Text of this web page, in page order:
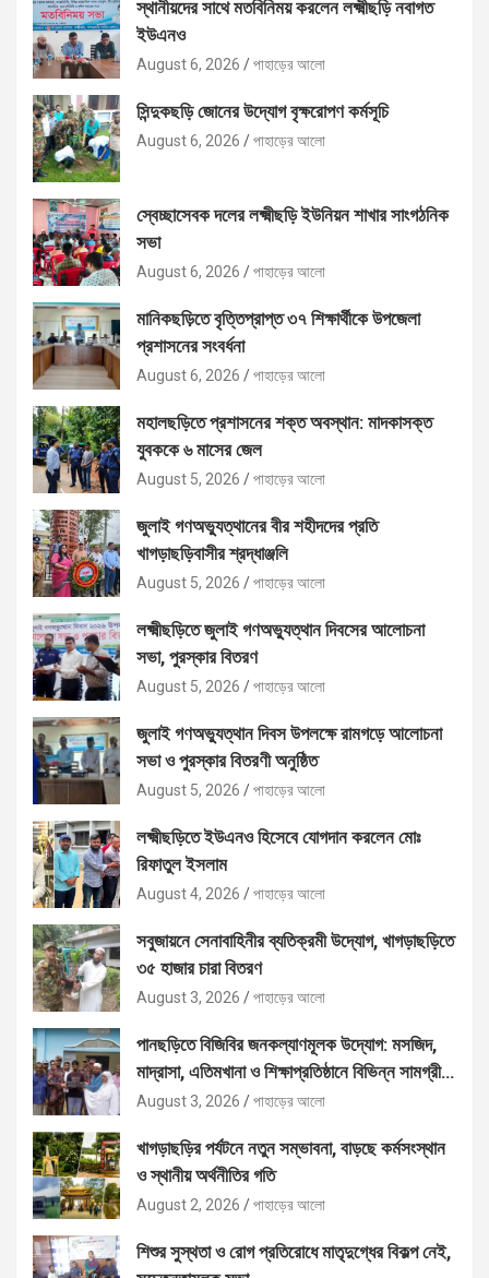
স্থানীয়দের সাথে মতবিনিময় করলেন লক্ষ্মীছড়ি নবাগত
ইউএনও
August 6, 2026 পাহাড়ের আলো
সিন্দুকছড়ি জোনের উদ্যোগ বৃক্ষরোপণ কর্মসূচি
August 6, 2026 পাহাড়ের আলো
স্বেচ্ছাসেবক দলের লক্ষ্মীছড়ি ইউনিয়ন শাখার সাংগঠনিক
সভা
August 6, 2026 পাহাড়ের আলো
মানিকছড়িতে বৃত্তিপ্রাপ্ত ৩৭ শিক্ষার্থীকে উপজেলা
প্রশাসনের সংবর্ধনা
August 6, 2026 পাহাড়ের আলো
মহালছড়িতে প্রশাসনের শক্ত অবস্থান: মাদকাসক্ত
যুবককে ৬ মাসের জেল
August 5, 2026 পাহাড়ের আলো
জুলাই গণঅভ্যুত্থানের বীর শহীদদের প্রতি
খাগড়াছড়িবাসীর শ্রদ্ধাঞ্জলি
August 5, 2026 পাহাড়ের আলো
লক্ষ্মীছড়িতে জুলাই গণঅভ্যুত্থান দিবসের আলোচনা
সভা, পুরস্কার বিতরণ
August 5, 2026 পাহাড়ের আলো
জুলাই গণঅভ্যুত্থান দিবস উপলক্ষে রামগড়ে আলোচনা
সভা ও পুরস্কার বিতরণী অনুষ্ঠিত
August 5, 2026 পাহাড়ের আলো
লক্ষ্মীছড়িতে ইউএনও হিসেবে যোগদান করলেন মোঃ
রিফাতুল ইসলাম
August 4, 2026 পাহাড়ের আলো
সবুজায়নে সেনাবাহিনীর ব্যতিক্রমী উদ্যোগ, খাগড়াছড়িতে
৩৫ হাজার চারা বিতরণ
August 3, 2026 পাহাড়ের আলো
পানছড়িতে বিজিবির জনকল্যাণমূলক উদ্যোগ: মসজিদ,
মাদ্রাসা, এতিমখানা ও শিক্ষাপ্রতিষ্ঠানে বিভিন্ন সামগ্রী
বিতরণ
August 3, 2026 পাহাড়ের আলো
খাগড়াছড়ির পর্যটনে নতুন সম্ভাবনা, বাড়ছে কর্মসংস্থান
ও স্থানীয় অর্থনীতির গতি
August 2, 2026 পাহাড়ের আলো
শিশুর সুস্থতা ও রোগ প্রতিরোধে মাতৃদুগ্ধের বিকল্প নেই,